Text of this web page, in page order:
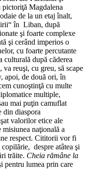
pictoriţă Magdalena
de la un etaj înalt,
în Liban, după
şi foarte complexe
şi cerând imperios o
cu foarte percutante
după căderea
reuşi, cu greu, să scape
apoi, de două ori, în
cunoştinţă cu multe
multiple,
mai puţin camuflat
din diaspora
valorilor etice ale
naţională a
respect. Cititorii vor fi
despre atâtea şi
trăite. Cheia rămâne la
pentru lumea prin care